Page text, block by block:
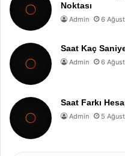
Noktası
Admin 6
Saat Kaç
Admin 6
Saat Farkı
Admin 5